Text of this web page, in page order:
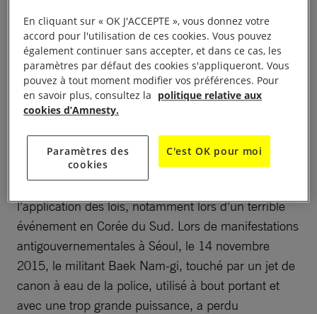
renverser une personne, la pousser dans des
éléments statiques, causer une perte de vue
permanente ou percuter des objets non fixés qui
deviennent alors de véritables projectiles. Dans les
rues bondées de Hongkong, leur déploiement
Nous avons déjà démontré les dangers de l’usage
des canons à eau par des responsables de
l’application des lois, notamment lors d’un terrible
événement en Corée du Sud. Lors de manifestations
antigouvernementales à Séoul, le 14 novembre
2015, le militant Baek Nam-gi, touché par un jet de
canon à eau de la police, utilisé à bout portant et
avec une trop grande puissance, a perdu
En cliquant sur « OK J'ACCEPTE », vous donnez votre
accord pour l'utilisation de ces cookies. Vous pouvez
également continuer sans accepter, et dans ce cas, les
paramètres par défaut des cookies s'appliqueront. Vous
pouvez à tout moment modifier vos préférences. Pour
en savoir plus, consultez la politique relative aux
cookies d’Amnesty.
Paramètres des
cookies
C'est OK pour moi